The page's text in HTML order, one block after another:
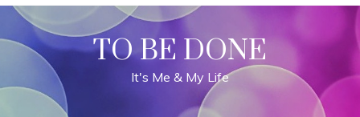
Skip
content
TO BE DONE
It's Me & My Life